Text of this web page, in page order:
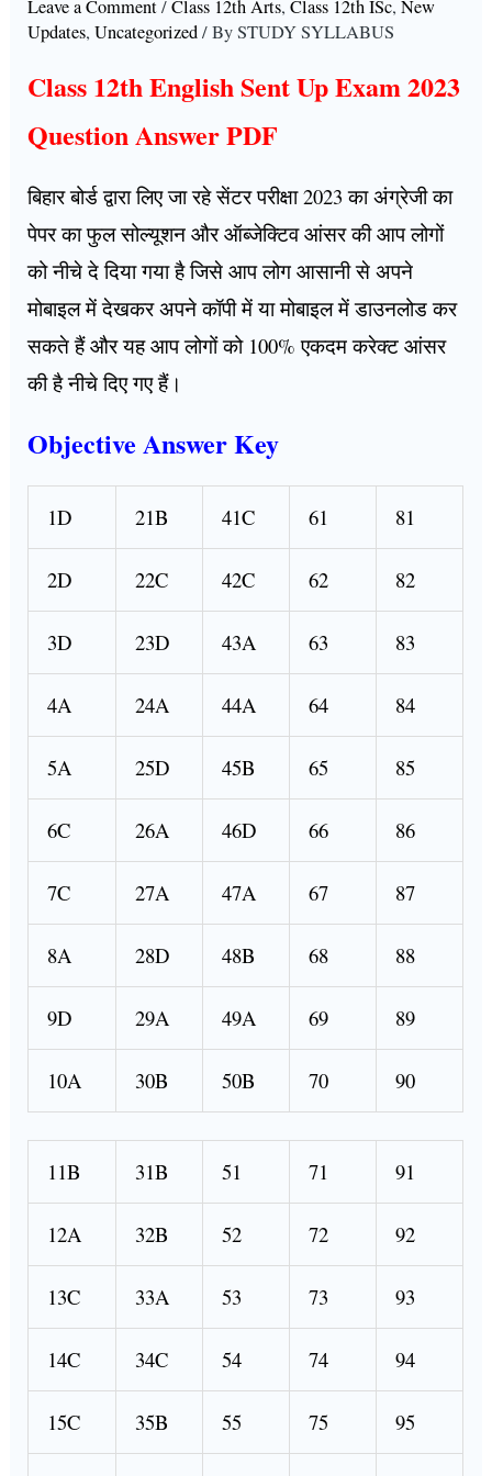
Leave a Comment/Class 12th Arts,Class 12th ISc,New
Updates,Uncategorized/ BySTUDY SYLLABUS
Class 12th English Sent Up Exam 2023
Question Answer PDF
बिहार बोर्ड द्वारा लिए जा रहे सेंटर परीक्षा 2023 का अंग्रेजी का
पेपर का फुल सोल्यूशन और ऑब्जेक्टिव आंसर की आप लोगों
को नीचे दे दिया गया है जिसे आप लोग आसानी से अपने
मोबाइल में देखकर अपने कॉपी में या मोबाइल में डाउनलोड कर
सकते हैं और यह आप लोगों को 100% एकदम करेक्ट आंसर
की है नीचे दिए गए हैं।
Objective Answer Key
1D 21B 41C 61 81
2D 22C 42C 62 82
3D 23D 43A 63 83
4A 24A 44A 64 84
5A 25D 45B 65 85
6C 26A 46D 66 86
7C 27A 47A 67 87
8A 28D 48B 68 88
9D 29A 49A 69 89
10A 30B 50B 70 90
11B 31B 51 71 91
12A 32B 52 72 92
13C 33A 53 73 93
14C 34C 54 74 94
15C 35B 55 75 95